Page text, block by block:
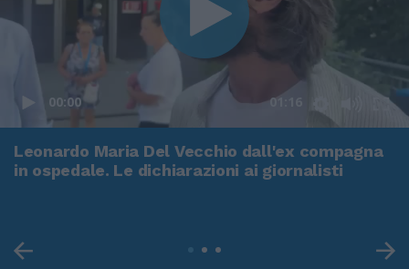
00:00 01:16
Leonardo Maria Del Vecchio dall'ex compagna
in ospedale. Le dichiarazioni ai giornalisti